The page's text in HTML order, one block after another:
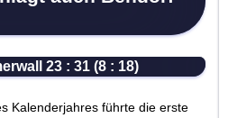
23 : 31 (8 : 18)
Kalenderjahres führte die erste